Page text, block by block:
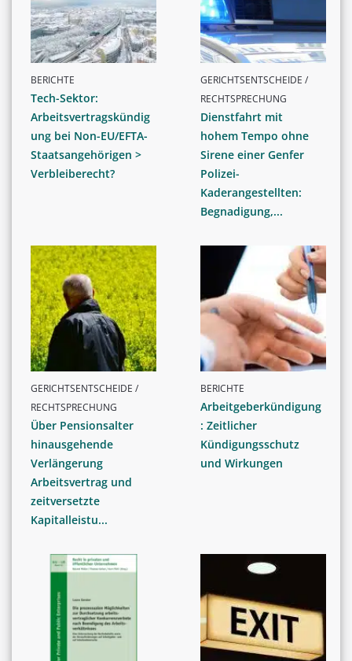
BERICHTE
Tech-Sektor:
Arbeitsvertragskündig
ung bei Non-EU/EFTA-
Staatsangehörigen >
Verbleiberecht?
GERICHTSENTSCHEIDE /
RECHTSPRECHUNG
Dienstfahrt mit
hohem Tempo ohne
Sirene einer Genfer
Polizei-
Kaderangestellten:
Begnadigung,...
GERICHTSENTSCHEIDE /
RECHTSPRECHUNG
Über Pensionsalter
hinausgehende
Verlängerung
Arbeitsvertrag und
zeitversetzte
Kapitalleistu...
BERICHTE
Arbeitgeberkündigung
: Zeitlicher
Kündigungsschutz
und Wirkungen